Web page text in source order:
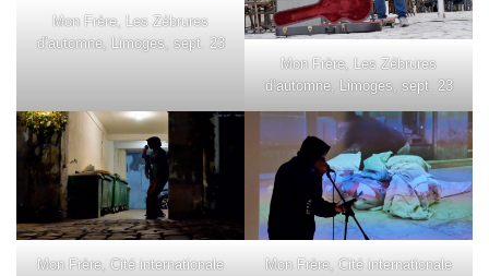
Mon Frère, Les Zébrures
d’automne, Limoges, sept. 23
Mon Frère, Les Zébrures
d’automne, Limoges, sept. 23
Mon Frère, Cité internationale
Mon Frère, Cité internationale